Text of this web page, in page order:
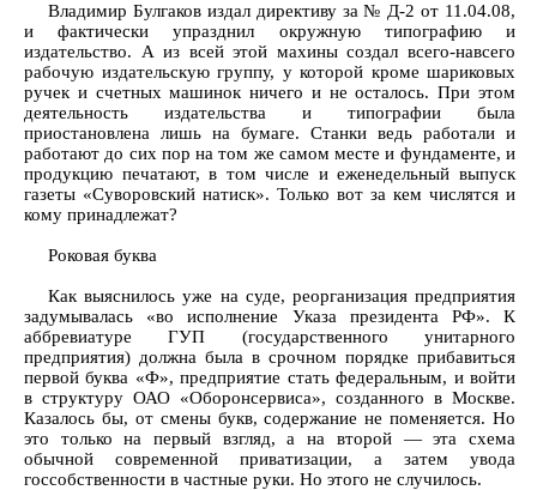
Владимир Булгаков издал директиву за № Д-2 от 11.04.08,
и фактически упразднил окружную типографию и
издательство. А из всей этой махины создал всего-навсего
рабочую издательскую группу, у которой кроме шариковых
ручек и счетных машинок ничего и не осталось. При этом
деятельность издательства и типографии была
приостановлена лишь на бумаге. Станки ведь работали и
работают до сих пор на том же самом месте и фундаменте, и
продукцию печатают, в том числе и еженедельный выпуск
газеты «Суворовский натиск». Только вот за кем числятся и
кому принадлежат?
Роковая буква
Как выяснилось уже на суде, реорганизация предприятия
задумывалась «во исполнение Указа президента РФ». К
аббревиатуре ГУП (государственного унитарного
предприятия) должна была в срочном порядке прибавиться
первой буква «Ф», предприятие стать федеральным, и войти
в структуру ОАО «Оборонсервиса», созданного в Москве.
Казалось бы, от смены букв, содержание не поменяется. Но
это только на первый взгляд, а на второй — эта схема
обычной современной приватизации, а затем увода
госсобственности в частные руки. Но этого не случилось.